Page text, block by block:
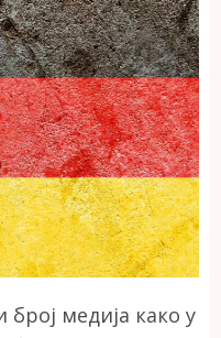
медија како у